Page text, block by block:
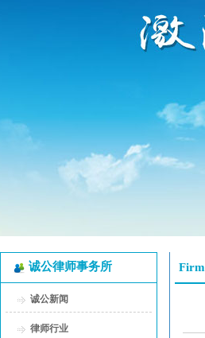
诚公律师事务所
诚公新闻
律师行业